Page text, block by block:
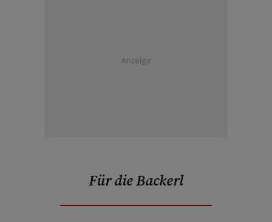
Anzeige
Für die Backerl